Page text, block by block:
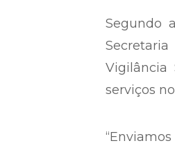
Segundo
Vigilância
serviços